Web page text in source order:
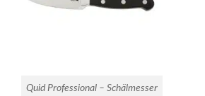
Quid Professional – Schälmesser